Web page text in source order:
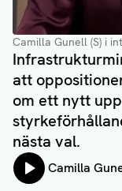
Camilla Gunell (S) i
att
om ett nytt
nästa val.
Lyssna på:
Camilla